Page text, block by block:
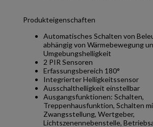
Produkteigenschaften
Automatisches Schalten von
abhängig von Wärmebewegung
Umgebungshelligkeit
2 PIR Sensoren
Erfassungsbereich 180°
Integrierter Helligkeitssensor
Ausschalthelligkeit einstellbar
Ausgangsfunktionen: Schalten,
Treppenhausfunktion, Schalten
Zwangsstellung, Wertgeber,
Lichtszenennebenstelle,